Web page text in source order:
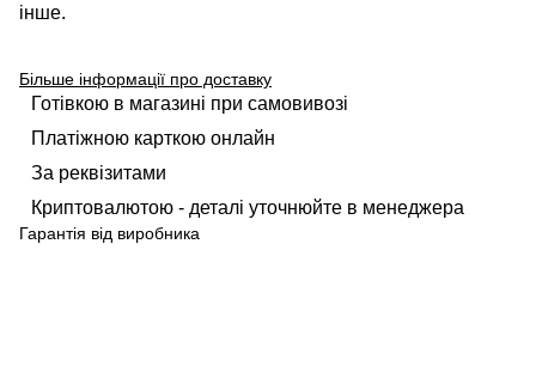
інше.
Більше інформації про доставку
Готівкою в магазині при самовивозі
Платіжною карткою онлайн
За реквізитами
Криптовалютою - деталі уточнюйте в менеджера
Гарантія від виробника